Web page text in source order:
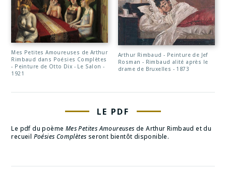
Mes Petites Amoureuses de Arthur
Rimbaud dans Poésies Complètes
- Peinture de Otto Dix - Le Salon -
1921
Arthur Rimbaud - Peinture de Jef
Rosman - Rimbaud alité après le
drame de Bruxelles - 1873
LE PDF
Le pdf du poème Mes Petites Amoureuses de Arthur Rimbaud et du
recueil Poésies Complètes seront bientôt disponible.